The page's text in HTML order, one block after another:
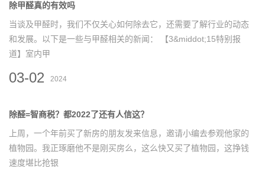
除甲醛真的有效吗
当谈及甲醛时，我们不仅关心如何除去它，还需要了解行业的动态
和发展。以下是一些与甲醛相关的新闻： 【3&middot;15特别报
道】室内甲
03-02 2024
除醛=智商税？都2022了还有人信这？
上周，一个年前买了新房的朋友发来信息，邀请小编去参观他家的
植物园。我正琢磨他不是刚买房么，这么快又买了植物园，这挣钱
速度堪比抢银